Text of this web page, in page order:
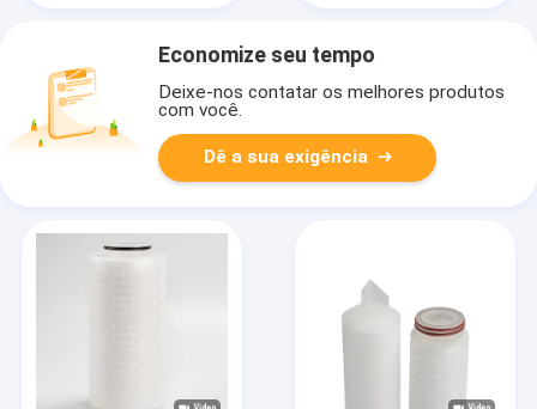
Economize seu tempo
Deixe-nos contatar os melhores produtos
com você.
Dê a sua exigência